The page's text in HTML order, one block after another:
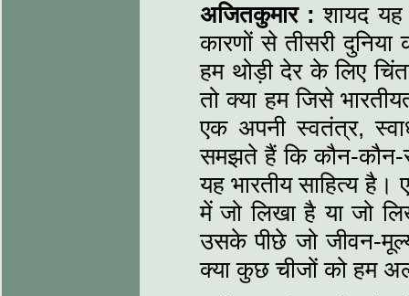
अजितकुमार : शायद यह
कारणों से तीसरी
हम थोड़ी देर के लिए
तो क्या हम जिसे
एक अपनी स्वतंत्र,
समझते हैं कि कौन-कौन-
यह भारतीय साहित्य है।
में जो लिखा है या जो
उसके पीछे जो जीवन-
क्या कुछ चीजों को हम